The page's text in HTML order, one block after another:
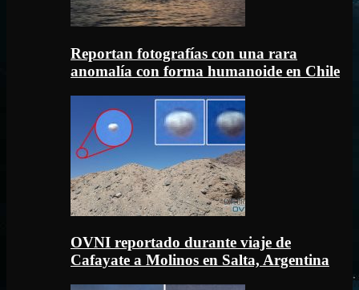
Reportan fotografías con una rara
anomalía con forma humanoide en Chile
OVNI reportado durante viaje de
Cafayate a Molinos en Salta, Argentina